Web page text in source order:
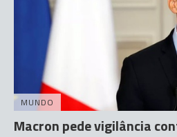
MUNDO
Macron pede vigilância